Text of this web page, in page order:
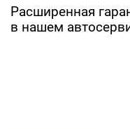
Расширенная
в нашем